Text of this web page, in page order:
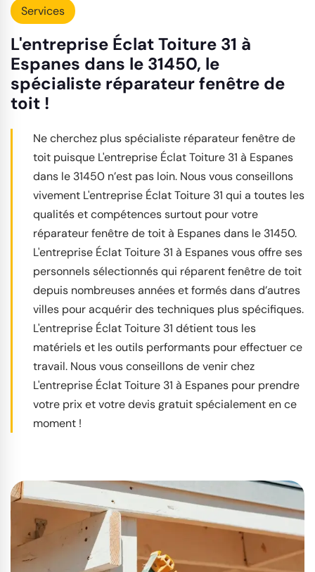
Services
L'entreprise Éclat Toiture 31 à
Espanes dans le 31450, le
spécialiste réparateur fenêtre de
toit !
Ne cherchez plus spécialiste réparateur fenêtre de
toit puisque L'entreprise Éclat Toiture 31 à Espanes
dans le 31450 n’est pas loin. Nous vous conseillons
vivement L'entreprise Éclat Toiture 31 qui a toutes les
qualités et compétences surtout pour votre
réparateur fenêtre de toit à Espanes dans le 31450.
L'entreprise Éclat Toiture 31 à Espanes vous offre ses
personnels sélectionnés qui réparent fenêtre de toit
depuis nombreuses années et formés dans d’autres
villes pour acquérir des techniques plus spécifiques.
L'entreprise Éclat Toiture 31 détient tous les
matériels et les outils performants pour effectuer ce
travail. Nous vous conseillons de venir chez
L'entreprise Éclat Toiture 31 à Espanes pour prendre
votre prix et votre devis gratuit spécialement en ce
moment !